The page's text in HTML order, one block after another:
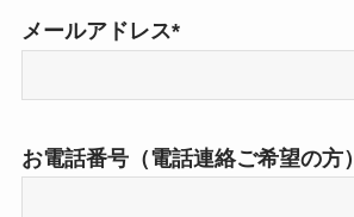
メールアドレス*
お電話番号（電話連絡ご希望の方）